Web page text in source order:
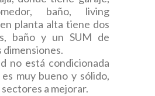
baño, living
planta alta tiene dos
baño y un SUM de
no está condicionada
muy bueno y sólido,
a mejorar.